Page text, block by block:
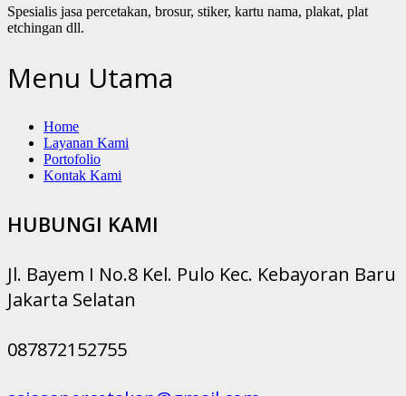
Spesialis jasa percetakan, brosur, stiker, kartu nama, plakat, plat
etchingan dll.
Menu Utama
Home
Layanan Kami
Portofolio
Kontak Kami
HUBUNGI KAMI
Jl. Bayem I No.8 Kel. Pulo Kec. Kebayoran Baru
Jakarta Selatan
087872152755